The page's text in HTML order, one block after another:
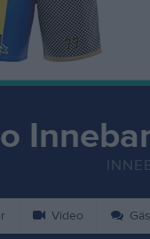
Video